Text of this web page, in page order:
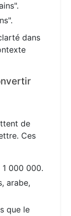
dans
de
Ces
1 000 000.
arabe,
que le